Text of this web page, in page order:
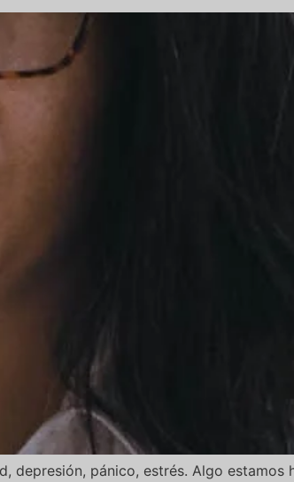
depresión, pánico, estrés. Algo estamos